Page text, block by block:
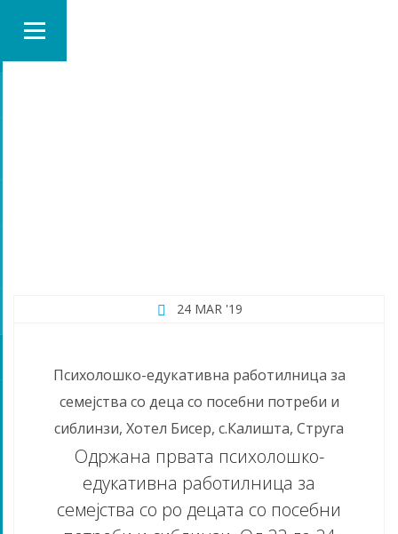
24 MAR '19
Психолошко-едукативна работилница за
семејства со деца со посебни потреби и
сиблинзи, Хотел Бисер, с.Калишта, Струга
Одржана првата психолошко-
едукативна работилница за
семејства со ро децата со посебни